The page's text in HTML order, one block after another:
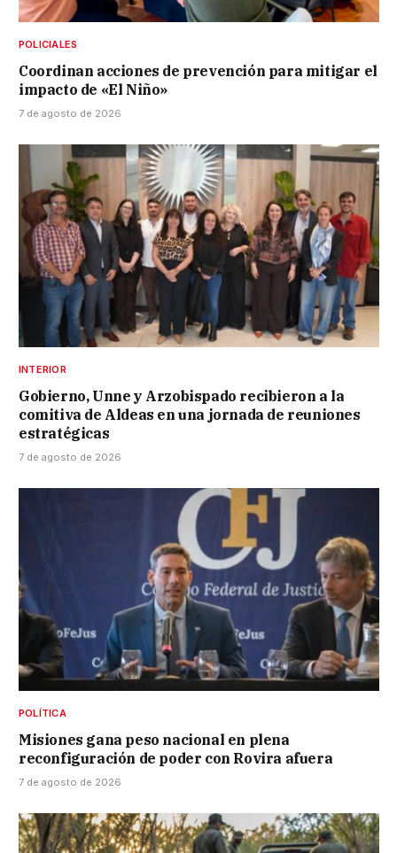
POLICIALES
Coordinan acciones de prevención para mitigar el
impacto de «El Niño»
7 de agosto de 2026
INTERIOR
Gobierno, Unne y Arzobispado recibieron a la
comitiva de Aldeas en una jornada de reuniones
estratégicas
7 de agosto de 2026
POLÍTICA
Misiones gana peso nacional en plena
reconfiguración de poder con Rovira afuera
7 de agosto de 2026